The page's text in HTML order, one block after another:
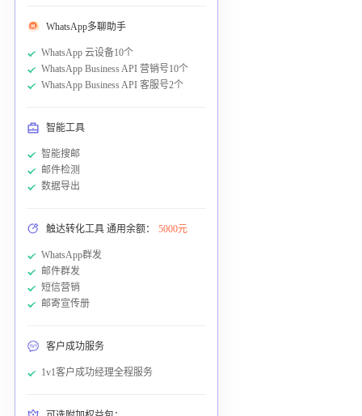
WhatsApp多聊助手
WhatsApp 云设备10个
WhatsApp Business API 营销号10个
WhatsApp Business API 客服号2个
智能工具
智能搜邮
邮件检测
数据导出
触达转化工具 通用余额： 5000元
WhatsApp群发
邮件群发
短信营销
邮寄宣传册
客户成功服务
1v1客户成功经理全程服务